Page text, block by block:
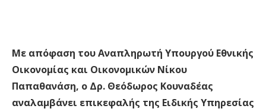
Με απόφαση του Αναπληρωτή Υπουργού Εθνικής
Οικονομίας και Οικονομικών Νίκου
Παπαθανάση, ο Δρ. Θεόδωρος Κουναδέας
αναλαμβάνει επικεφαλής της Ειδικής Υπηρεσίας